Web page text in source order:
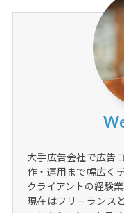
大手広告会社で広告
作・運用まで幅広く
クライアントの経験
現在はフリーランス